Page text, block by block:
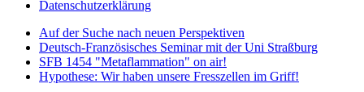
Datenschutzerklärung
Auf der Suche nach neuen Perspektiven
Deutsch-Französisches Seminar mit der Uni Straßburg
SFB 1454 "Metaflammation" on air!
Hypothese: Wir haben unsere Fresszellen im Griff!